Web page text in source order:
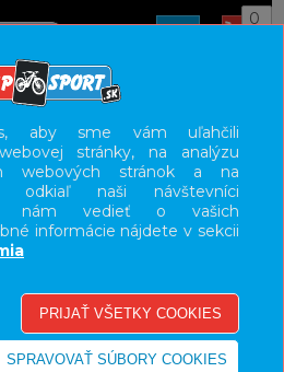
0
PANEL
MENU
aby sme vám uľahčili
stránky, na analýzu
webových stránok a na
odkiaľ naši návštevníci
nám vedieť o vašich
informácie nájdete v sekcii